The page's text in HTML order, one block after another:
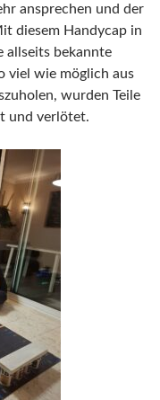
ansprechen und der
diesem Handycap in
allseits bekannte
viel wie möglich aus
wurden Teile
und verlötet.